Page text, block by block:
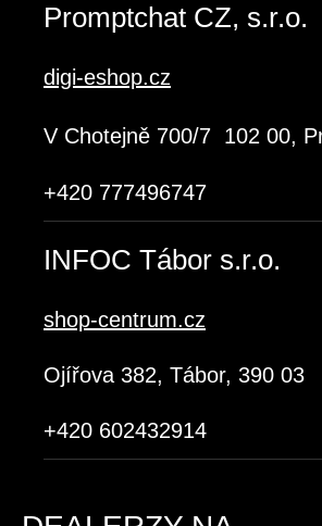
Promptchat CZ, s.r.o.
digi-eshop.cz
V Chotejně 700/7 102 00,
+420 777496747
INFOC Tábor s.r.o.
shop-centrum.cz
Ojířova 382, Tábor, 390 03
+420 602432914